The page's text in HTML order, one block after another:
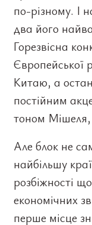
по-різному. І
два його
Горезвісна
Китаю, а
постійним
тоном Мішеля,
Але блок не
найбільшу
розбіжності
економічних
перше місце